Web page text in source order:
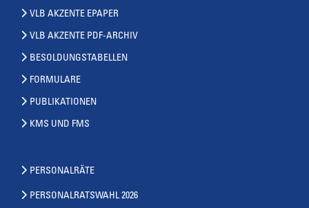
VLB AKZENTE EPAPER
VLB AKZENTE PDF-ARCHIV
BESOLDUNGSTABELLEN
FORMULARE
PUBLIKATIONEN
KMS UND FMS
PERSONALRÄTE
PERSONALRATSWAHL 2026